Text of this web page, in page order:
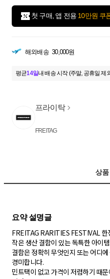
첫 구매, 앱 전용 10만원 쿠
해외배송 30,000원
평균14일내 배송 시작 (주말, 공휴일 제
프라이탁
FREITAG
상품
요약 설명글
FREITAG RARITIES FESTIVAL 한
작은 생산 결함이 있는 독특한 아이템
결함은 정확히 무엇인지 또는 어디
경미합니다.
민트택이 없고 가격이 저렴하기 때